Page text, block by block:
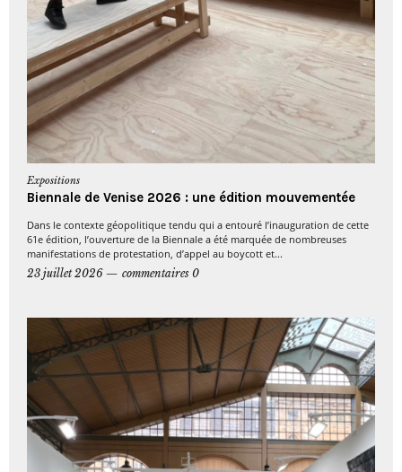
Expositions
Biennale de Venise 2026 : une édition mouvementée
Dans le contexte géopolitique tendu qui a entouré l’inauguration de cette
61e édition, l’ouverture de la Biennale a été marquée de nombreuses
manifestations de protestation, d’appel au boycott et...
23 juillet 2026
commentaires 0